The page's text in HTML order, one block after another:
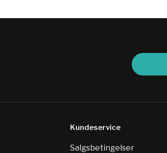
Kundeservice
Salgsbetingelser